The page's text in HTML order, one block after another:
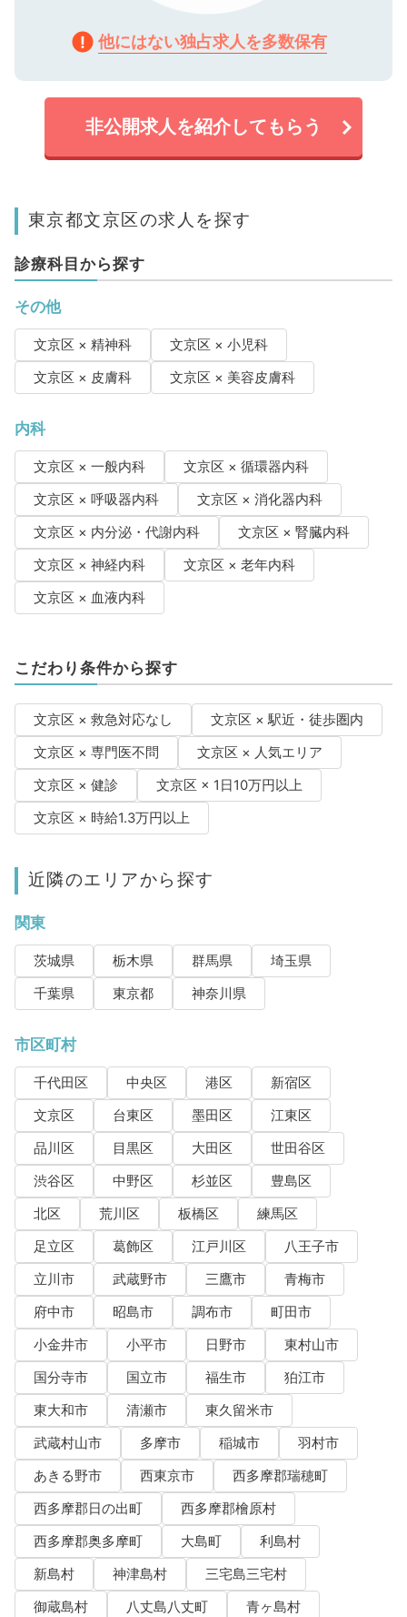
他にはない独占求人を多数保有
非公開求人を紹介してもらう
東京都文京区の求人を探す
診療科目から探す
その他
文京区 × 精神科
文京区 × 小児科
文京区 × 皮膚科
文京区 × 美容皮膚科
内科
文京区 × 一般内科
文京区 × 循環器内科
文京区 × 呼吸器内科
文京区 × 消化器内科
文京区 × 内分泌・代謝内科
文京区 × 腎臓内科
文京区 × 神経内科
文京区 × 老年内科
文京区 × 血液内科
こだわり条件から探す
文京区 × 救急対応なし
文京区 × 駅近・徒歩圏内
文京区 × 専門医不問
文京区 × 人気エリア
文京区 × 健診
文京区 × 1日10万円以上
文京区 × 時給1.3万円以上
近隣のエリアから探す
関東
茨城県 栃木県 群馬県
埼玉県
千葉県
東京都 神奈川県
市区町村
千代田区 中央区 港区
新宿区
文京区
台東区 墨田区
江東区
品川区
目黒区 大田区
世田谷区
渋谷区
中野区 杉並区
豊島区
北区
荒川区 板橋区
練馬区
足立区
葛飾区 江戸川区
八王子市
立川市
武蔵野市 三鷹市
青梅市
府中市
昭島市 調布市
町田市
小金井市
小平市 日野市
東村山市
国分寺市
国立市 福生市
狛江市
東大和市
清瀬市
東久留米市
武蔵村山市
多摩市 稲城市
羽村市
あきる野市
西東京市
西多摩郡瑞穂町
西多摩郡日の出町
西多摩郡檜原村
西多摩郡奥多摩町
大島町
利島村
新島村
神津島村
三宅島三宅村
御蔵島村
八丈島八丈町
青ヶ島村